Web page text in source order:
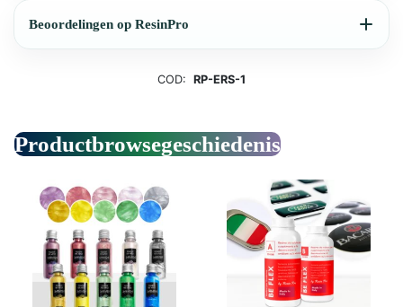
Beoordelingen op ResinPro
COD: RP-ERS-1
Productbrowsegeschiedenis